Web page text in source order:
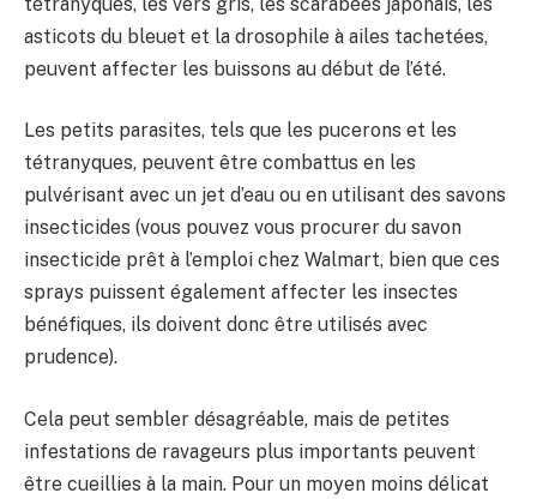
asticots du bleuet et la drosophile à ailes tachetées,
peuvent affecter les buissons au début de l’été.
Les petits parasites, tels que les pucerons et les
tétranyques, peuvent être combattus en les
pulvérisant avec un jet d’eau ou en utilisant des savons
insecticides (vous pouvez vous procurer du savon
insecticide prêt à l’emploi chez Walmart, bien que ces
sprays puissent également affecter les insectes
bénéfiques, ils doivent donc être utilisés avec
prudence).
Cela peut sembler désagréable, mais de petites
infestations de ravageurs plus importants peuvent
être cueillies à la main. Pour un moyen moins délicat